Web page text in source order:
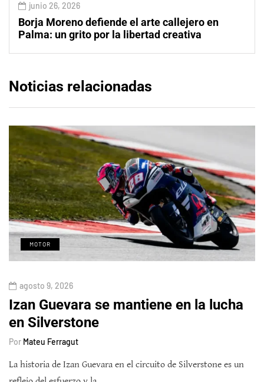
junio 26, 2026
Borja Moreno defiende el arte callejero en
Palma: un grito por la libertad creativa
Noticias relacionadas
MOTOR
agosto 9, 2026
Izan Guevara se mantiene en la lucha
en Silverstone
Por Mateu Ferragut
La historia de Izan Guevara en el circuito de Silverstone es un